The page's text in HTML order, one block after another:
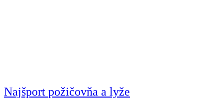
Najšport požičovňa a lyže